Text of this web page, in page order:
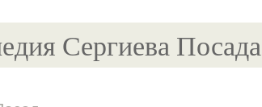
Сергиева Посада